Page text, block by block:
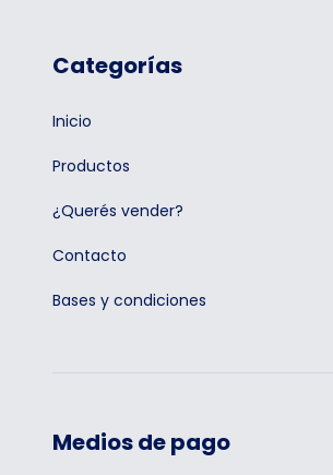
Categorías
Inicio
Productos
¿Querés vender?
Contacto
Bases y condiciones
Medios de pago